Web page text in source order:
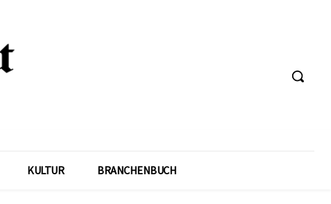
KULTUR BRANCHENBUCH